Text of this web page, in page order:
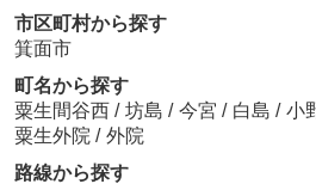
市区町村から探す
箕面市
町名から探す
粟生間谷西 / 坊島 / 今宮 / 白島 / 小
粟生外院 / 外院
路線から探す